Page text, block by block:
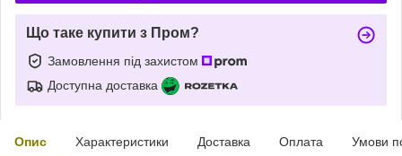
Що таке купити з Пром?
Замовлення під захистом
Доступна доставка
Опис Характеристики Доставка Оплата Умови